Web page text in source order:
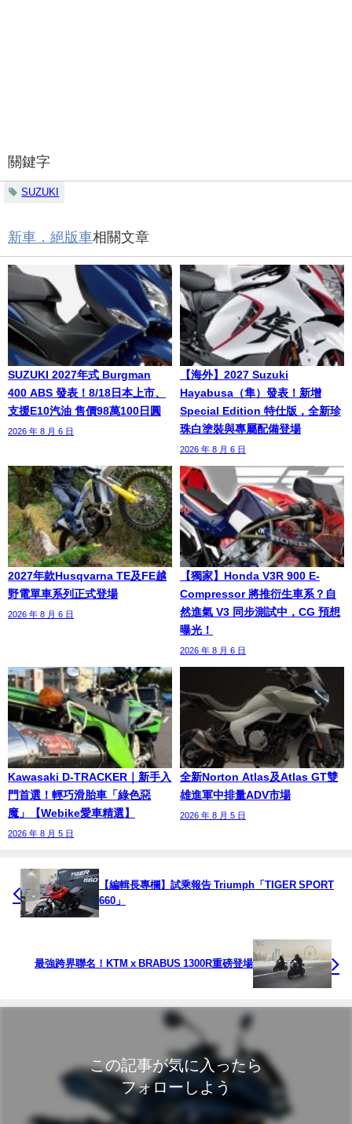
關鍵字
SUZUKI
新車．絕版車相關文章
SUZUKI 2027年式 Burgman
400 ABS 發表！8/18日本上市、
支援E10汽油 售價98萬100日圓
2026 年 8 月 6 日
【海外】2027 Suzuki
Hayabusa（隼）發表！新增
Special Edition 特仕版，全新珍
珠白塗裝與專屬配備登場
2026 年 8 月 6 日
2027年款Husqvarna TE及FE越
野電單車系列正式登場
2026 年 8 月 6 日
【獨家】Honda V3R 900 E-
Compressor 將推衍生車系？自
然進氣 V3 同步測試中，CG 預想
曝光！
2026 年 8 月 6 日
Kawasaki D-TRACKER｜新手入
門首選！輕巧滑胎車「綠色惡
魔」【Webike愛車精選】
2026 年 8 月 5 日
全新Norton Atlas及Atlas GT雙
雄進軍中排量ADV市場
2026 年 8 月 5 日
【編輯長專欄】試乘報告 Triumph「TIGER SPORT
660」
最強跨界聯名！KTM x BRABUS 1300R重磅登場
この記事が気に入ったら
フォローしよう